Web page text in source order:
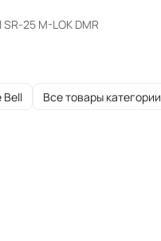
25 M-LOK DMR
Bell Все товары категории